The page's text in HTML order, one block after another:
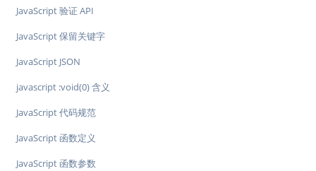
JavaScript 验证 API
JavaScript 保留关键字
JavaScript JSON
javascript :void(0) 含义
JavaScript 代码规范
JavaScript 函数定义
JavaScript 函数参数